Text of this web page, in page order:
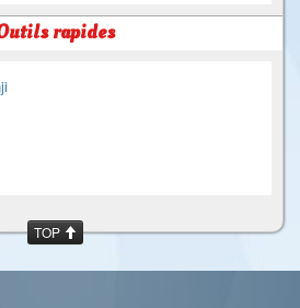
rapides
TOP